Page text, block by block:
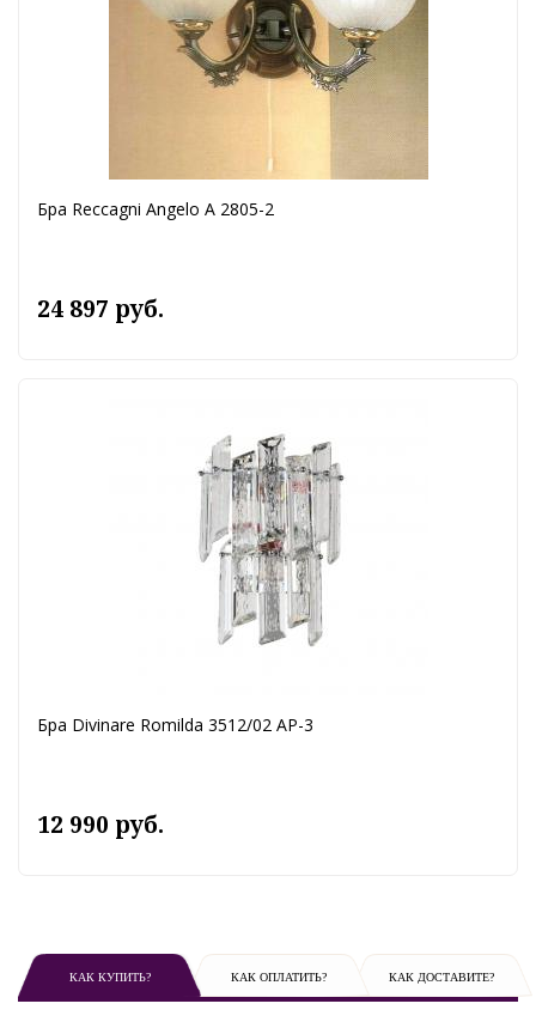
Бра Reccagni Angelo A 2805-2
24 897 руб.
Бра Divinare Romilda 3512/02 AP-3
12 990 руб.
КАК КУПИТЬ? КАК ОПЛАТИТЬ? КАК ДОСТАВИТЕ?